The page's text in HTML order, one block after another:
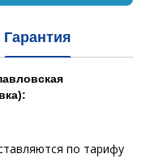
Гарантия
по тарифу